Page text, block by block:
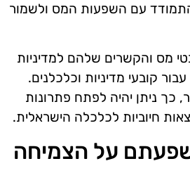
עם השפעות המס ולשמור
מס והקשרים שלהם למדיניות
קובעי מדיניות וכלכלנים.
ניתן יהיה לפתח פתרונות
חיוביות לכלכלה הישראלית.
על הצמיחה